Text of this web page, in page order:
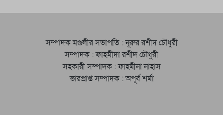
সম্পাদক মণ্ডলীর সভাপতি : নূরুর রশীদ চৌধুরী
সম্পাদক : ফাহমীদা রশীদ চৌধুরী
সহকারী সম্পাদক : ফাহমীনা নাহাস
ভারপ্রাপ্ত সম্পাদক : অপূর্ব শর্মা